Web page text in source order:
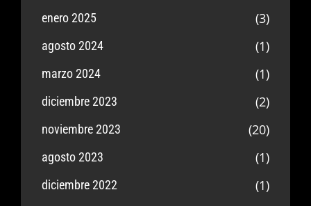
enero 2025 (3)
agosto 2024 (1)
marzo 2024 (1)
diciembre 2023 (2)
noviembre 2023 (20)
agosto 2023 (1)
diciembre 2022 (1)